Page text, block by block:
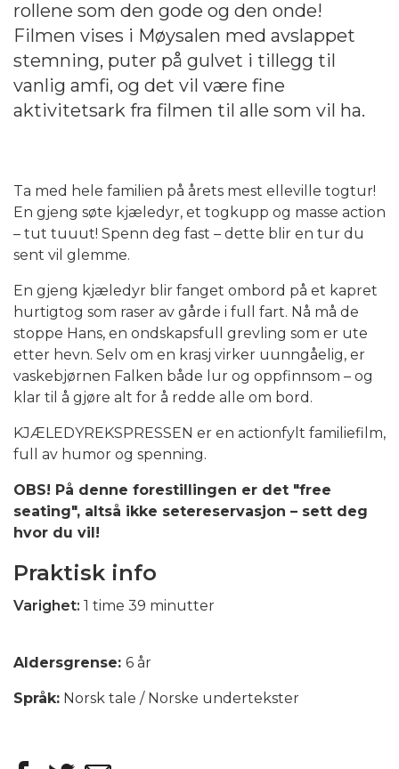
rollene som den gode og den onde!
Filmen vises i Møysalen med avslappet
stemning, puter på gulvet i tillegg til
vanlig amfi, og det vil være fine
aktivitetsark fra filmen til alle som vil ha.
Ta med hele familien på årets mest elleville togtur!
En gjeng søte kjæledyr, et togkupp og masse action
– tut tuuut! Spenn deg fast – dette blir en tur du
sent vil glemme.
En gjeng kjæledyr blir fanget ombord på et kapret
hurtigtog som raser av gårde i full fart. Nå må de
stoppe Hans, en ondskapsfull grevling som er ute
etter hevn. Selv om en krasj virker uunngåelig, er
vaskebjørnen Falken både lur og oppfinnsom – og
klar til å gjøre alt for å redde alle om bord.
KJÆLEDYREKSPRESSEN er en actionfylt familiefilm,
full av humor og spenning.
OBS! På denne forestillingen er det "free
seating", altså ikke setereservasjon – sett deg
hvor du vil!
Praktisk info
Varighet: 1 time 39 minutter
Aldersgrense: 6 år
Språk: Norsk tale / Norske undertekster